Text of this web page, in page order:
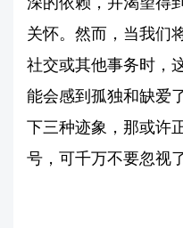
关怀。然而，当我们
社交或其他事务时，
能会感到孤独和缺爱
下三种迹象，那或许
号，可千万不要忽视